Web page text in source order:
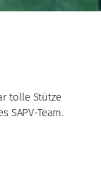
tolle Stütze
Team.